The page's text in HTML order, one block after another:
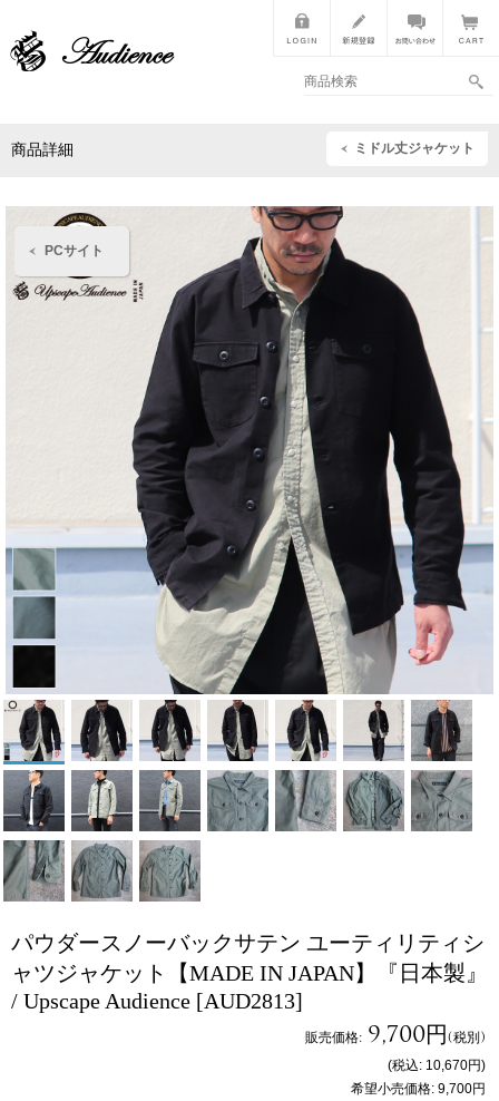
PCサイト
商品詳細 ミドル丈ジャケット
パウダースノーバックサテン ユーティリティシ
ャツジャケット【MADE IN JAPAN】『日本製』
/ Upscape Audience [AUD2813]
販売価格: 9,700円(税別)
(税込: 10,670円)
希望小売価格: 9,700円